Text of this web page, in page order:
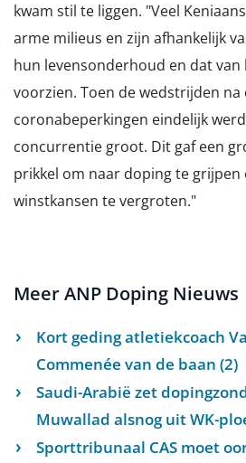
kwam stil te liggen. "Veel
arme milieus en zijn afhankelijk
hun levensonderhoud en dat
voorzien. Toen de wedstrijden
coronabeperkingen eindelijk
concurrentie groot. Dit gaf een
prikkel om naar doping te grijpen
winstkansen te vergroten."
Meer ANP Doping Nieuws
Kort geding atletiekcoach
Commenée van de baan (2)
Saudi-Arabië zet
Muwallad alsnog uit WK-
Sporttribunaal CAS moet